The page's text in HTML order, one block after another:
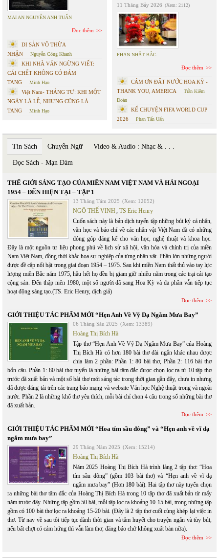
MAI AN NGUYỄN ANH TUẤN
Đọc thêm
DI SẢN VÔ THỪA
NHẬN
Nguyễn Công Khanh
KHI NHÀ VĂN NGỪNG VIẾT:
CÁI CHẾT KHÔNG CÓ ĐÁM
TANG
Minh Hạo
Việt Nam- THÁNG TƯ: KHI MỘT
NGÀY LÀ LỄ, NHƯNG CŨNG LÀ
TANG
Minh Hạo
11 Tháng Bảy 2026 (Xem: 2112)
PHAN NHẬT BẮC
Đọc thêm
CÁM ƠN ĐẤT NƯỚC HOA KỲ -
THANK YOU, AMERICA
Trần Kiêm
Đoàn
KỂ CHUYỆN FIFA WORLD CUP
2026
Phan Tấn Uẩn
Tin Sách Chuyển Ngữ Video & Audio : Nhạc & . . .
Đọc Sách - Mạn Đàm
THẾ GIỚI SÁNG TẠO CỦA MIỀN NAM VIỆT NAM VÀ HẢI NGOẠI
1954 – ĐẾN HIỆN TẠI – TẬP 1
13 Tháng Tám 2025 (Xem: 12052)
NGÔ THẾ VINH, TS Eric Henry
Cuốn sách này là bản dịch tuyển tập những bút ký cá nhân,
văn học và báo chí về các nhân vật Việt Nam đã có những
đóng góp đáng kể cho văn học, nghệ thuật và khoa học.
Đây là một nguồn tư liệu phong phú về lịch sử xã hội, văn hóa và chính trị của miền
Nam Việt Nam, đồng thời khắc họa sự nghiệp của từng nhân vật. Phần lớn những người
được đề cập nổi bật trong giai đoạn 1954 – 1975. Sau khi miền Nam thất thủ vào tay lực
lượng miền Bắc năm 1975, hầu hết họ đều bị giam giữ nhiều năm trong các trại cải tạo
cộng sản. Đến thập niên 1980, một số người đã sang Hoa Kỳ và đa phần vẫn tiếp tục
hoạt động sáng tạo.(TS. Eric Henry, dịch giả)
Đọc thêm
GIỚI THIỆU TÁC PHẨM MỚI “Hẹn Anh Về Vỹ Dạ Ngắm Mưa Bay”
06 Tháng Sáu 2025 (Xem: 13389)
Hoàng Thị Bích Hà
Tập thơ “Hẹn Anh Về Vỹ Dạ Ngắm Mưa Bay” của Hoàng
Thị Bích Hà có hơn 180 bài thơ dài ngắn khác nhau được
chia làm 2 phần: Phần 1: 80 bài thơ, Phần 2: 116 bài thơ
bốn câu. Phần 1: 80 bài thơ tuyển là những bài tâm đắc được chọn lọc ra từ 10 tập thơ
trước đã xuất bản và một số bài thơ mới sáng tác trong thời gian gần đây, chưa in nhưng
đã được đăng tải trên các trang báo mạng và website Văn học Nghệ thuật trong và ngoài
nước. Phần 2 là những khổ thơ yêu thích, mỗi bài chỉ chon 4 câu trong số những bài thơ
đã xuất bản.
Đọc thêm
GIỚI THIỆU TÁC PHẨM MỚI “Hoa tím sầu đông” và “Hẹn anh về vĩ dạ
ngắm mưa bay”
29 Tháng Năm 2025 (Xem: 15214)
Hoàng Thị Bích Hà
Năm 2025 Hoàng Thị Bích Hà trình làng 2 tập thơ: “Hoa
tím sầu đông” (gồm 103 bài thơ) và “Hẹn anh về vĩ dạ
ngắm mưa bay” (Hơn 180 bài). Hai tập thơ này tuyển chọn
ra những bài thơ tâm đắc của Hoàng Thị Bích Hà trong 10 tập thơ đã xuất bản từ mấy
năm trước đây. Những tập gồm 50 bài, mỗi tập lọc ra khoảng 10-15 bài, trong những tập
gồm có 100 bài thơ lọc ra khoảng 15-20 bài. (Đây là 2 tập thơ cuối cùng khép lại việc in
thơ. Từ nay về sau tôi tiếp tục dành thời gian và tâm huyết cho truyện ngắn và tùy bút,
nếu bất chợt có cảm hứng thì vẫn làm thơ, đăng báo chứ không xuất bản nữa).
Đọc thêm